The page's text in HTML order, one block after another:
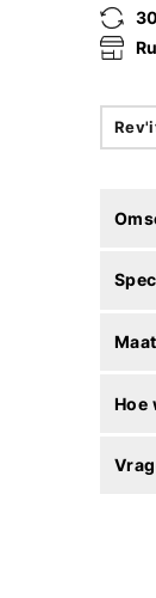
Hoe